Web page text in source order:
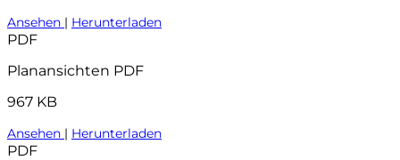
Ansehen | Herunterladen
PDF
Planansichten PDF
967 KB
Ansehen | Herunterladen
PDF